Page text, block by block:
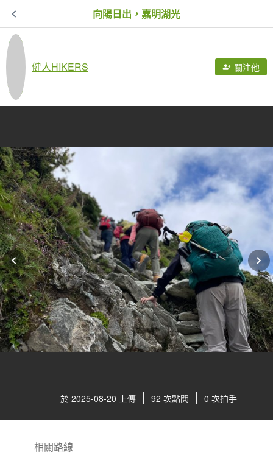
向陽日出，嘉明湖光
健人HIKERS 關注他
於 2025-08-20 上傳 92 次點閱 0 次拍手
相關路線